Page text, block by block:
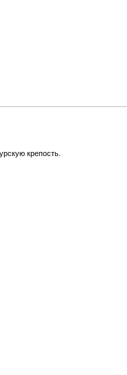
крепость.